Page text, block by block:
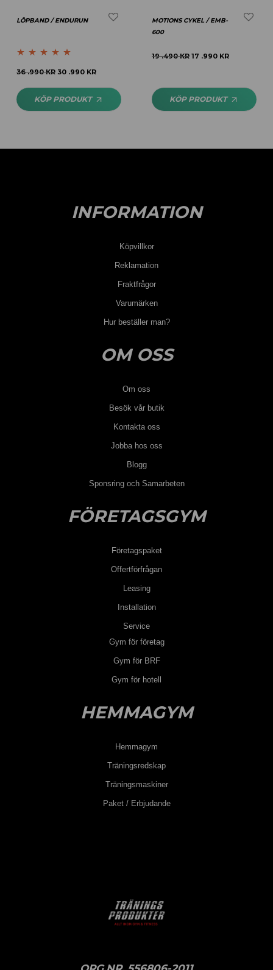
LÖPBAND / ENDURUN
Betygsatt5.00
36 .990KR 30 .990 KR
KÖP PRODUKT
MOTIONS CYKEL / EMB-
600
19 .490KR 17 .990 KR
KÖP PRODUKT
INFORMATION
Köpvillkor
Reklamation
Fraktfrågor
Varumärken
Hur beställer man?
OM OSS
Om oss
Besök vår butik
Kontakta oss
Jobba hos oss
Blogg
Sponsring och Samarbeten
FÖRETAGSGYM
Företagspaket
Offertförfrågan
Leasing
Installation
Service
Gym för företag
Gym för BRF
Gym för hotell
HEMMAGYM
Hemmagym
Träningsredskap
Träningsmaskiner
Paket / Erbjudande